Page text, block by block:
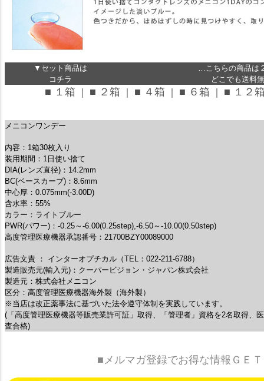
▼セット商品は
コチラ
…こちらの商品は
どこでも送料
■ １箱 ■ ２箱 ■ ４箱 ■ ６箱 ■ １２
メニコンワンデー
内容：1箱30枚入り
装用期間：1日使い捨て
DIA(レンズ直径)：14.2mm
BC(ベースカーブ)：8.6mm
中心厚：0.075mm(-3.00D)
含水率：55%
カラー：ライトブルー
PWR(パワー)：-0.25～-6.00(0.25step),-6.50～-10.00(0.50step)
高度管理医療機器承認番号：21700BZY00089000
広告文責 ： インターオプチカル（TEL：022-211-6788）
製造販売元(輸入元)：クーパービジョン・ジャパン株式会社
製造元：株式会社メニコン
区分：高度管理医療機器海外製（海外製）
※当店は改正薬事法に基づいた法令遵守体制を実践しています。
(「高度管理医療機器等販売業許可証」取得、「管理者」資格を2名取得、
査合格)
■メルマガ登録でお得な情報ＧＥ